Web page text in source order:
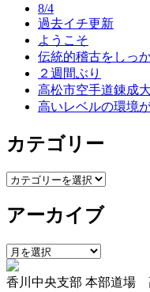
8/4
過去イチ更新
ようこそ
伝統的稽古をしっ
２週間ぶり
高松市空手道錬成
高いレベルの環境
カテゴリー
カ
ゴ
ー
アーカイブ
ア
ー
カ
香川中央支部 本部道場